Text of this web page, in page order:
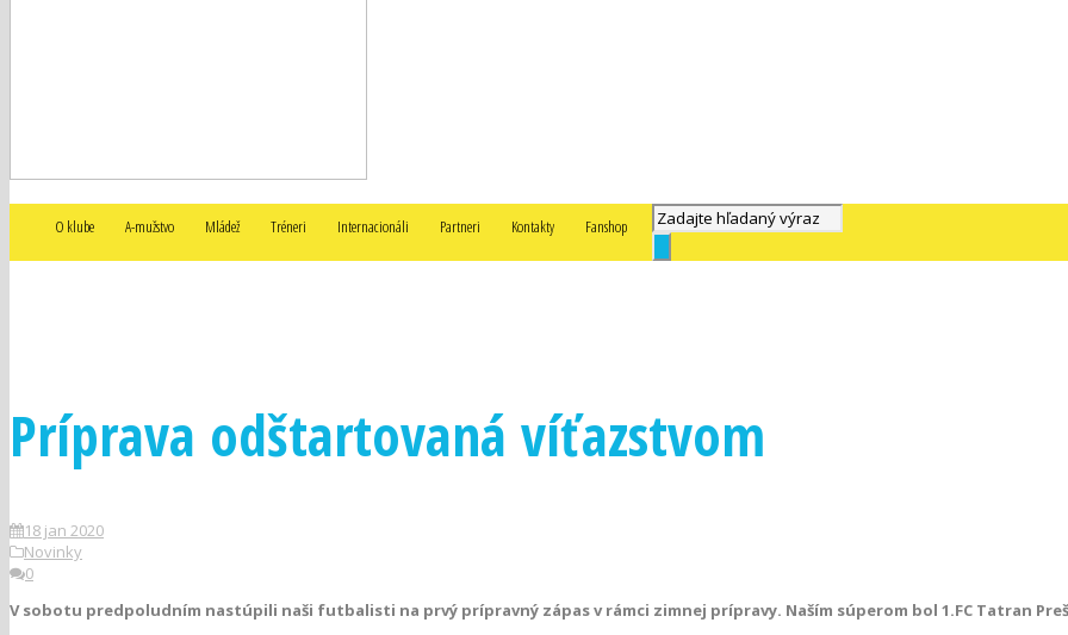
O klube A-mužstvo Mládež Tréneri Internacionáli Partneri Kontakty Fanshop
Príprava odštartovaná víťazstvom
18 jan 2020
Novinky
0
V sobotu predpoludním nastúpili naši futbalisti na prvý prípravný zápas v rámci zimnej prípravy. Naším súperom bol 1.FC Tatran